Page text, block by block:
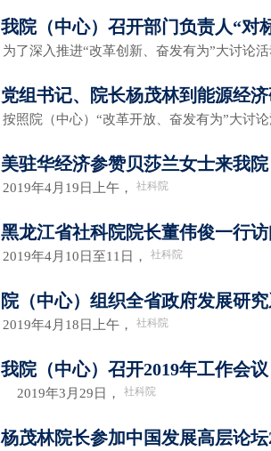
我院（中心）召开部门负责人“对
为了深入推进“改革创新、奋发有为”大讨论活
党组书记、院长杨茂林到能源经
按照院（中心）“改革开放、奋发有为”大讨
美驻华经济参赞贝莎兰女士来我
2019年4月19日上午， 社科院
黑龙江省社科院院长董伟俊一行访
2019年4月10日至11日， 社科院
院（中心）组织全省政府发展研
2019年4月18日上午， 社科院
我院（中心）召开2019年工作会议
2019年3月29日， 社科院
杨茂林院长参加中国发展高层论坛